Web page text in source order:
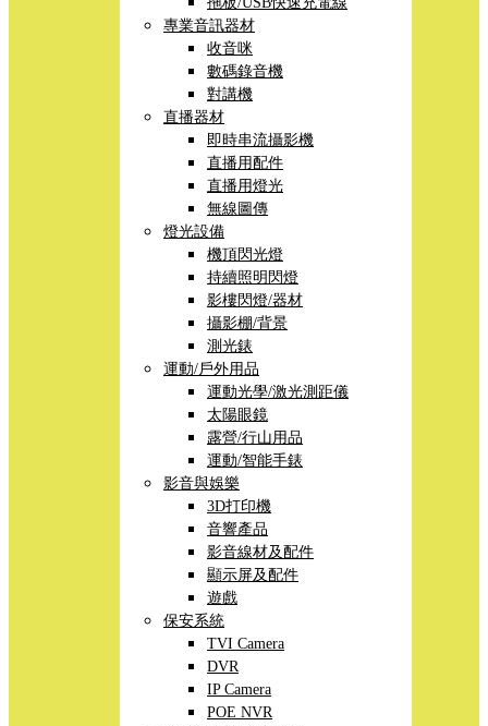
專業音訊器材
收音咪
數碼錄音機
對講機
直播器材
即時串流攝影機
直播用配件
直播用燈光
無線圖傳
燈光設備
機頂閃光燈
持續照明閃燈
影樓閃燈/器材
攝影棚/背景
測光錶
運動/戶外用品
運動光學/激光測距儀
太陽眼鏡
露營/行山用品
運動/智能手錶
影音與娛樂
3D打印機
音響產品
影音線材及配件
顯示屏及配件
遊戲
保安系統
TVI Camera
DVR
IP Camera
POE NVR